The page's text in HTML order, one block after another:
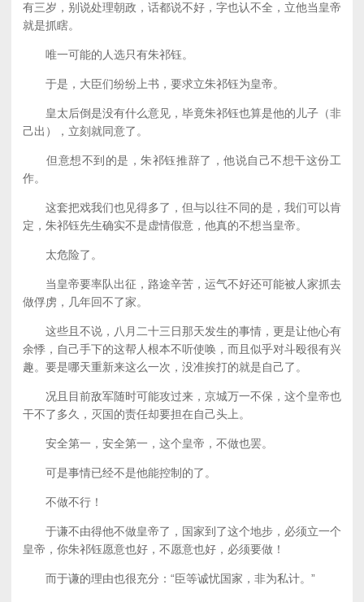
有三岁，别说处理朝政，话都说不好，字也认不全，立他当皇帝
就是抓瞎。
唯一可能的人选只有朱祁钰。
于是，大臣们纷纷上书，要求立朱祁钰为皇帝。
皇太后倒是没有什么意见，毕竟朱祁钰也算是他的儿子（非
己出），立刻就同意了。
但意想不到的是，朱祁钰推辞了，他说自己不想干这份工
作。
这套把戏我们也见得多了，但与以往不同的是，我们可以肯
定，朱祁钰先生确实不是虚情假意，他真的不想当皇帝。
太危险了。
当皇帝要率队出征，路途辛苦，运气不好还可能被人家抓去
做俘虏，几年回不了家。
这些且不说，八月二十三日那天发生的事情，更是让他心有
余悸，自己手下的这帮人根本不听使唤，而且似乎对斗殴很有兴
趣。要是哪天重新来这么一次，没准挨打的就是自己了。
况且目前敌军随时可能攻过来，京城万一不保，这个皇帝也
干不了多久，灭国的责任却要担在自己头上。
安全第一，安全第一，这个皇帝，不做也罢。
可是事情已经不是他能控制的了。
不做不行！
于谦不由得他不做皇帝了，国家到了这个地步，必须立一个
皇帝，你朱祁钰愿意也好，不愿意也好，必须要做！
而于谦的理由也很充分：“臣等诚忧国家，非为私计。”